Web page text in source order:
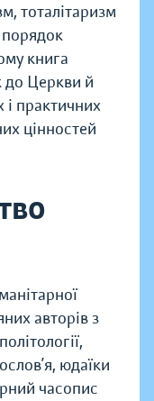
тоталітаризм
книга
до Церкви й
і практичних
цінностей
авторів з
юдаїки
часопис